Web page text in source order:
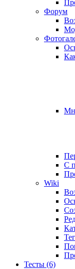
Форум
С
Wiki
Тесты (6)